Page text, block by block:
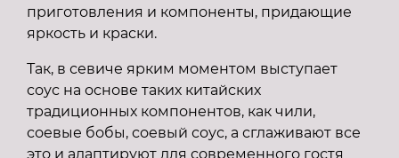
приготовления и компоненты, придающие
яркость и краски.
Так, в севиче ярким моментом выступает
соус на основе таких китайских
традиционных компонентов, как чили,
соевые бобы, соевый соус, а сглаживают все
это и адаптируют для современного гостя